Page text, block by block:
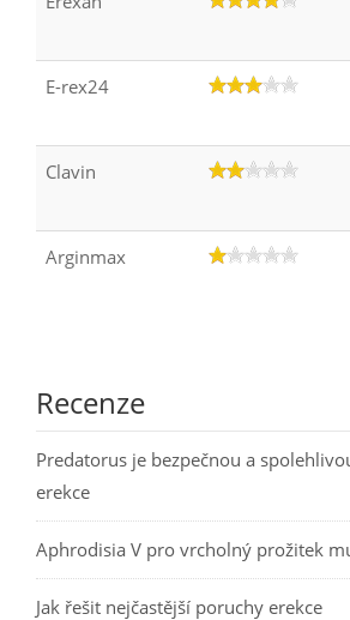
E-rex24
Clavin
Arginmax
Recenze
Predatorus je bezpečnou a
erekce
Aphrodisia V pro vrcholný prožitek
Jak řešit nejčastější poruchy erekce